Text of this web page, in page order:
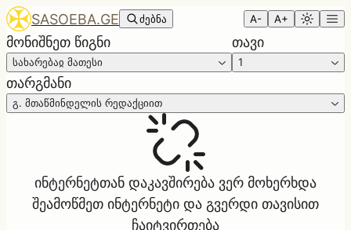
SASOEBA.GE ძებნა A- A+
მონიშნეთ წიგნი
სახარებაჲ მათესი
თავი
1
თარგმანი
გ. მთაწმინდელის რედაქციით
ინტერნეტთან დაკავშირება ვერ მოხერხდა
შეამოწმეთ ინტერნეტი და გვერდი თავისით
ჩაიტვირთება